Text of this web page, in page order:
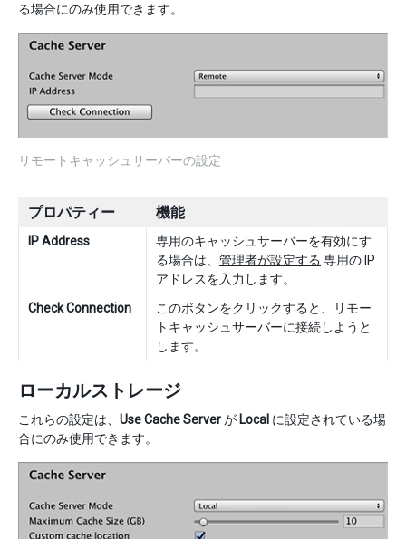
る場合にのみ使用できます。
リモートキャッシュサーバーの設定
プロパティー 機能
IP Address
専用のキャッシュサーバーを有効にす
る場合は、 管理者が設定する 専用の IP
アドレスを入力します。
Check Connection
このボタンをクリックすると、リモー
トキャッシュサーバーに接続しようと
します。
ローカルストレージ
これらの設定は、 Use Cache Serverが Local に設定されている場
合にのみ使用できます。